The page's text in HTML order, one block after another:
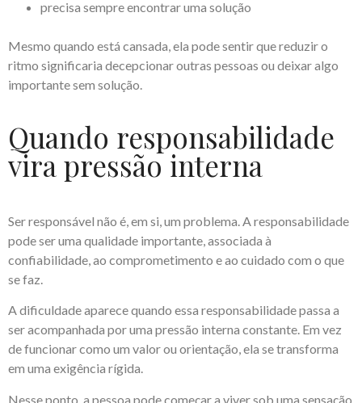
precisa sempre encontrar uma solução
Mesmo quando está cansada, ela pode sentir que reduzir o
ritmo significaria decepcionar outras pessoas ou deixar algo
importante sem solução.
Quando responsabilidade
vira pressão interna
Ser responsável não é, em si, um problema. A responsabilidade
pode ser uma qualidade importante, associada à
confiabilidade, ao comprometimento e ao cuidado com o que
se faz.
A dificuldade aparece quando essa responsabilidade passa a
ser acompanhada por uma pressão interna constante. Em vez
de funcionar como um valor ou orientação, ela se transforma
em uma exigência rígida.
Nesse ponto, a pessoa pode começar a viver sob uma sensação